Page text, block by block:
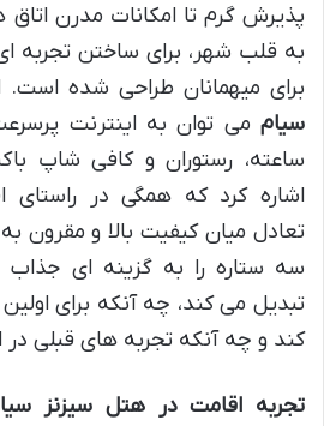
پذیرش گرم تا امکانات مدرن
به قلب شهر، برای ساختن تجربه
برای میهمانان طراحی شده است.
سیام
ساعته، رستوران و کافی شاپ
اشاره کرد که همگی در راستای
تعادل میان کیفیت بالا و مقرون
سه ستاره را به گزینه ای
تبدیل می کند، چه آنکه برای
کند و چه آنکه تجربه های قبلی در
تجربه اقامت در هتل سیزنز